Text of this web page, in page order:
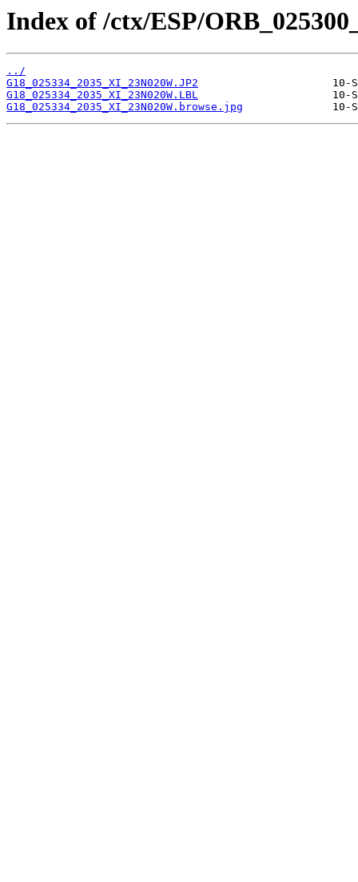
Index of /ctx/ESP/
../
G18_025334_2035_XI_23N020W.JP2
G18_025334_2035_XI_23N020W.LBL
G18_025334_2035_XI_23N020W.browse.jpg